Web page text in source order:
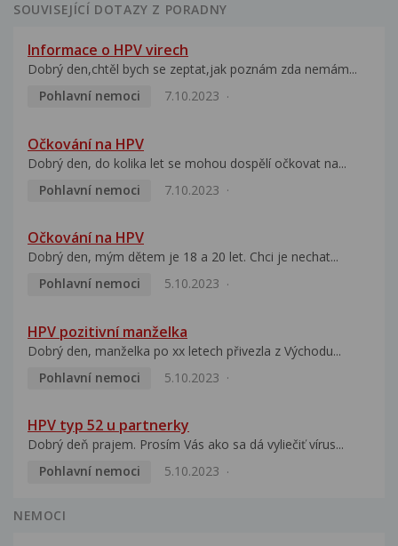
SOUVISEJÍCÍ DOTAZY Z PORADNY
Informace o HPV virech
Dobrý den,chtěl bych se zeptat,jak poznám zda nemám...
Pohlavní nemoci
7.10.2023
Očkování na HPV
Dobrý den, do kolika let se mohou dospělí očkovat na...
Pohlavní nemoci
7.10.2023
Očkování na HPV
Dobrý den, mým dětem je 18 a 20 let. Chci je nechat...
Pohlavní nemoci
5.10.2023
HPV pozitivní manželka
Dobrý den, manželka po xx letech přivezla z Východu...
Pohlavní nemoci
5.10.2023
HPV typ 52 u partnerky
Dobrý deň prajem. Prosím Vás ako sa dá vyliečiť vírus...
Pohlavní nemoci
5.10.2023
NEMOCI